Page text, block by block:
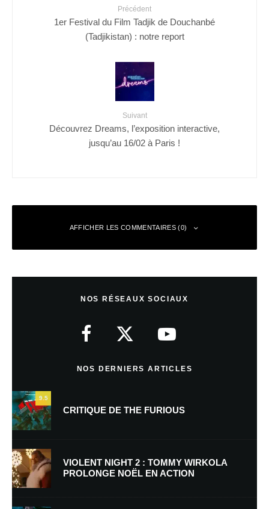
Précédent
1er Festival du Film Tadjik de Douchanbé
(Tadjikistan) : notre report
Suivant
Découvrez Dreams, l’exposition interactive,
jusqu’au 16/02 à Paris !
AFFICHER LES COMMENTAIRES (0)
Nom*
NOS RÉSEAUX SOCIAUX
NOS DERNIERS ARTICLES
9.5
CRITIQUE DE THE FURIOUS
VIOLENT NIGHT 2 : TOMMY WIRKOLA
PROLONGE NOËL EN ACTION